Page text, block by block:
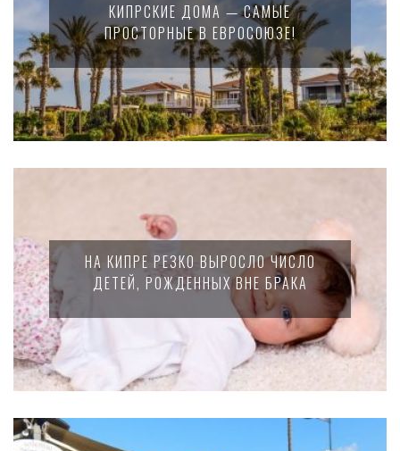
КИПРСКИЕ ДОМА — САМЫЕ
ПРОСТОРНЫЕ В ЕВРОСОЮЗЕ!
НА КИПРЕ РЕЗКО ВЫРОСЛО ЧИСЛО
ДЕТЕЙ, РОЖДЕННЫХ ВНЕ БРАКА